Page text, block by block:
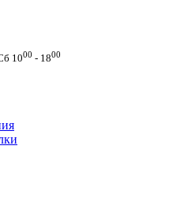
1000 - 1800